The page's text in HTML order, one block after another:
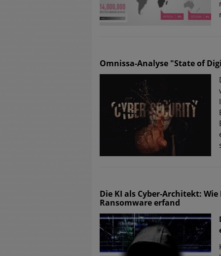
Omnissa-Analyse "State of
Die KI als Cyber-Architekt:
Ransomware erfand